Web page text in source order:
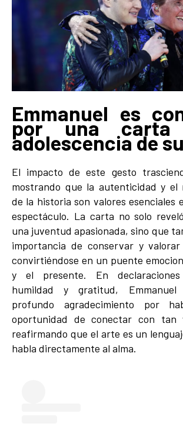
Emmanuel es
por una
adolescencia de
El impacto de este gesto
mostrando que la autenticidad y el
de la historia son valores esenciales
espectáculo. La carta no solo
una juventud apasionada, sino que
importancia de conservar y
convirtiéndose en un puente
y el presente. En
humildad y gratitud,
profundo agradecimiento por
oportunidad de conectar con tan
reafirmando que el arte es un
habla directamente al alma.